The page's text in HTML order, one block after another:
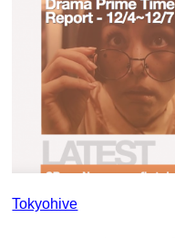
Tokyohive